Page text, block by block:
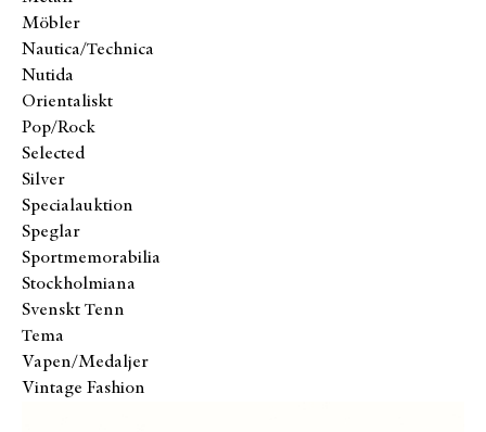
Möbler
Nautica/Technica
Nutida
Orientaliskt
Pop/Rock
Selected
Silver
Specialauktion
Speglar
Sportmemorabilia
Stockholmiana
Svenskt Tenn
Tema
Vapen/Medaljer
Vintage Fashion